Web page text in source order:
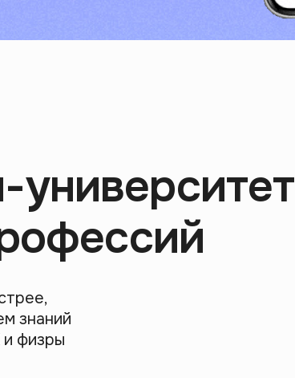
знаний
физры